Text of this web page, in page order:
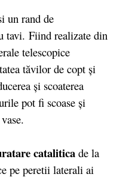
un rand de
tavi. Fiind realizate din
telescopice
tăvilor de copt şi
şi scoaterea
pot fi scoase şi
catalitica de la
pe peretii laterali ai